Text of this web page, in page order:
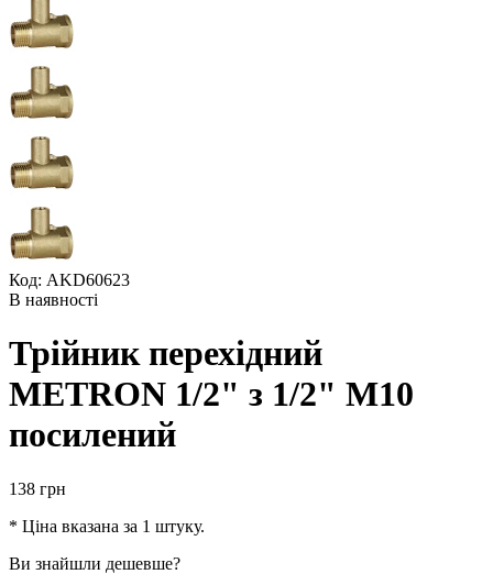
Код: AKD60623
В наявності
Трійник перехідний
METRON 1/2" з 1/2" М10
посилений
138 грн
* Ціна вказана за 1 штуку.
Ви знайшли дешевше?